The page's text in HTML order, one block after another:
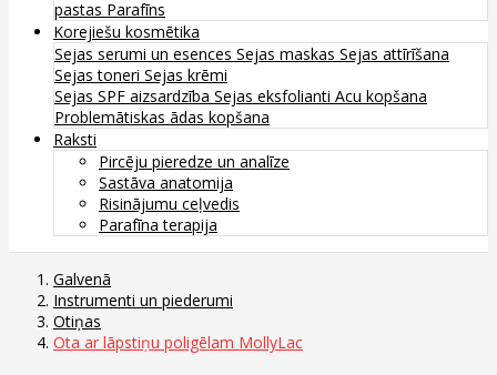
pastas Parafīns
Korejiešu kosmētika
Sejas serumi un esences Sejas maskas Sejas attīrīšana
Sejas toneri Sejas krēmi
Sejas SPF aizsardzība Sejas eksfolianti Acu kopšana
Problemātiskas ādas kopšana
Raksti
Pircēju pieredze un analīze
Sastāva anatomija
Risinājumu ceļvedis
Parafīna terapija
Galvenā
Instrumenti un piederumi
Otiņas
Ota ar lāpstiņu poligēlam MollyLac